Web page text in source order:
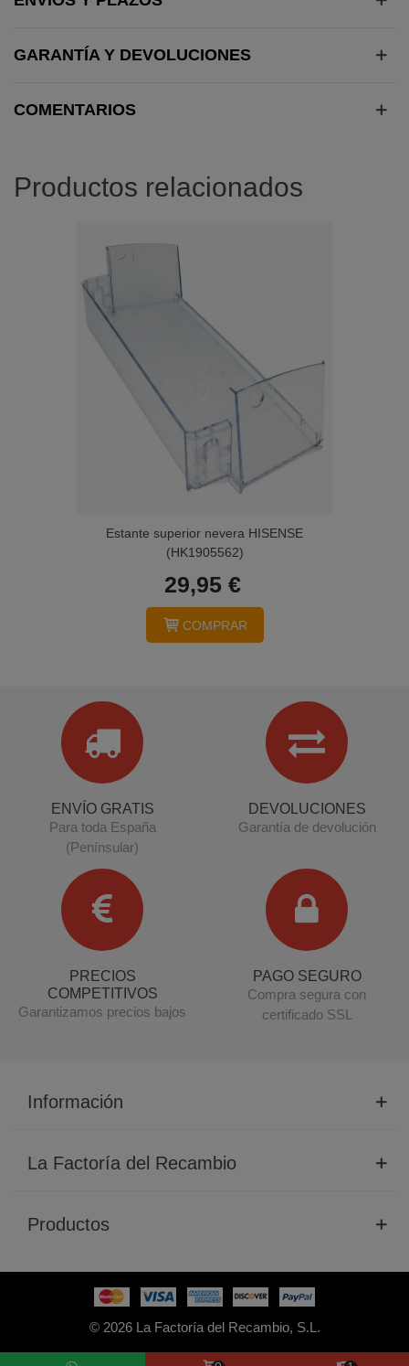
GARANTÍA Y DEVOLUCIONES
COMENTARIOS
Productos relacionados
Estante superior nevera HISENSE
(HK1905562)
29,95 €
COMPRAR
ENVÍO GRATIS
Para toda España
(Penínsular)
DEVOLUCIONES
Garantía de devolución
PRECIOS
COMPETITIVOS
Garantizamos precios bajos
PAGO SEGURO
Compra segura con
certificado SSL
Información
La Factoría del Recambio
Productos
© 2026 La Factoría del Recambio, S.L.